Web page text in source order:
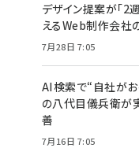
デザイン提案が「
えるWeb制作会社
7月28日 7:05
AI検索で“自社がお
の八代目儀兵衛が
善
7月16日 7:05